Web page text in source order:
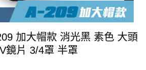
加大帽款 消光黑 素色 大頭
鏡片 3/4罩 半罩